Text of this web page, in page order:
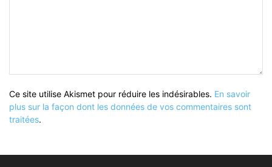
Ce site utilise Akismet pour réduire les indésirables. En savoir
plus sur la façon dont les données de vos commentaires sont
traitées.